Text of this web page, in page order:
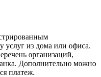
услуг из дома или офиса.
организаций,
Дополнительно можно
платеж.